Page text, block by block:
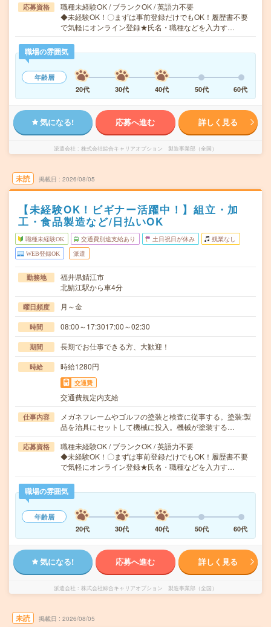
応募資格
職種未経験OK / ブランクOK / 英語力不要
◆未経験OK！〇まずは事前登録だけでもOK！履歴書不要
で気軽にオンライン登録★氏名・職種などを入力す…
職場の雰囲気
年齢層
20代
30代 40代 50代 60代
気になる! 応募へ進む 詳しく見る
派遣会社 株式会社綜合キャリアオプション 製造事業部（全国）
未読 掲載日 2026/08/05
【未経験OK！ビギナー活躍中！】組立・加
工・食品製造など/日払いOK
職種未経験OK 交通費別途支給あり 土日祝日が休み 残業なし
WEB登録OK 派遣
勤務地
福井県鯖江市
北鯖江駅から車4分
曜日頻度 月～金
時間 08:00～17:3017:00～02:30
期間 長期でお仕事できる方、大歓迎！
時給 時給1280円
交通費
交通費規定内支給
仕事内容
メガネフレームやゴルフの塗装と検査に従事する。塗装:製
品を治具にセットして機械に投入。機械が塗装する…
応募資格
職種未経験OK / ブランクOK / 英語力不要
◆未経験OK！〇まずは事前登録だけでもOK！履歴書不要
で気軽にオンライン登録★氏名・職種などを入力す…
職場の雰囲気
年齢層
20代
30代 40代 50代 60代
気になる! 応募へ進む 詳しく見る
派遣会社 株式会社綜合キャリアオプション 製造事業部（全国）
未読 掲載日 2026/08/05